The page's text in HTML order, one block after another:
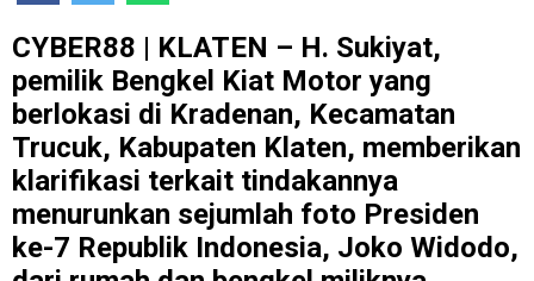
CYBER88 | KLATEN – H. Sukiyat,
pemilik Bengkel Kiat Motor yang
berlokasi di Kradenan, Kecamatan
Trucuk, Kabupaten Klaten, memberikan
klarifikasi terkait tindakannya
menurunkan sejumlah foto Presiden
ke-7 Republik Indonesia, Joko Widodo,